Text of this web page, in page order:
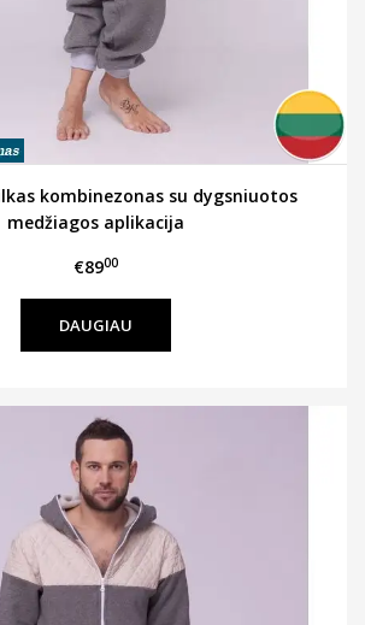
kombinezonas su dygsniuotos
medžiagos aplikacija
€8900
DAUGIAU